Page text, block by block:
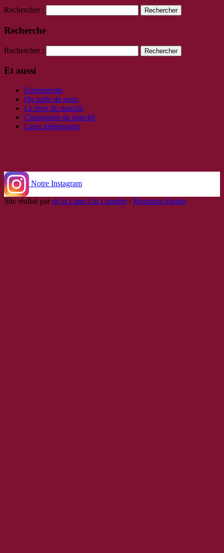
Rechercher :
Recherche
Rechercher :
Et aussi
Evènements
On parle de nous
Le livre du marché
Classement du marché
Liens intéressants
Notre Instagram
Site réalisé parde la Lune à la Lumière /Mentions légales